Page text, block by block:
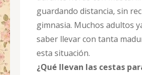
guardando distancia, sin
gimnasia. Muchos adultos
saber llevar con tanta
esta situación.
¿Qué llevan las cestas